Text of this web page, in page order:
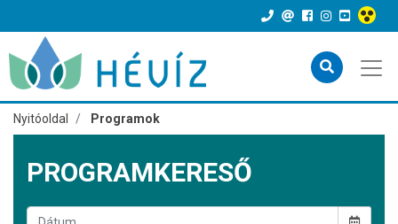
Nyitóoldal Programok
PROGRAMKERESŐ